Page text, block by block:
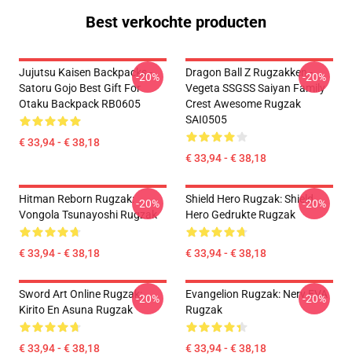
Best verkochte producten
Jujutsu Kaisen Backpacks -
Satoru Gojo Best Gift For
Otaku Backpack RB0605
€ 33,94 - € 38,18
-20%
Dragon Ball Z Rugzakken -
Vegeta SSGSS Saiyan Family
Crest Awesome Rugzak
SAI0505
€ 33,94 - € 38,18
-20%
Hitman Reborn Rugzak:
Vongola Tsunayoshi Rugzak
€ 33,94 - € 38,18
-20%
Shield Hero Rugzak: Shield
Hero Gedrukte Rugzak
€ 33,94 - € 38,18
-20%
Sword Art Online Rugzak:
Kirito En Asuna Rugzak
€ 33,94 - € 38,18
-20%
Evangelion Rugzak: Nerv EVA
Rugzak
€ 33,94 - € 38,18
-20%